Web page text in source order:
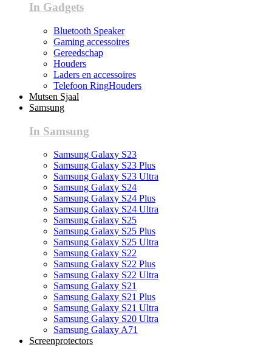
In Gadgets
Bluetooth Speaker
Gaming accessoires
Gereedschap
Houders
Laders en accessoires
Telefoon RingHouders
Mutsen Sjaal
Samsung
In Samsung
Samsung Galaxy S23
Samsung Galaxy S23 Plus
Samsung Galaxy S23 Ultra
Samsung Galaxy S24
Samsung Galaxy S24 Plus
Samsung Galaxy S24 Ultra
Samsung Galaxy S25
Samsung Galaxy S25 Plus
Samsung Galaxy S25 Ultra
Samsung Galaxy S22
Samsung Galaxy S22 Plus
Samsung Galaxy S22 Ultra
Samsung Galaxy S21
Samsung Galaxy S21 Plus
Samsung Galaxy S21 Ultra
Samsung Galaxy S20 Ultra
Samsung Galaxy A71
Screenprotectors